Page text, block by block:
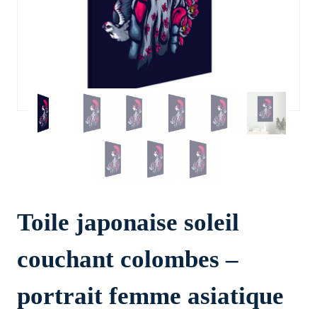
Toile japonaise soleil
couchant colombes –
portrait femme asiatique